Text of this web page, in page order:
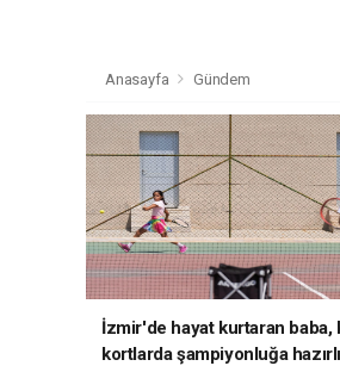
Anasayfa Gündem
İzmir'de hayat kurtaran baba,
kortlarda şampiyonluğa